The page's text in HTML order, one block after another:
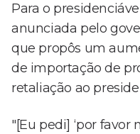
Para o
anunciada pelo
que propôs um
de importação de
retaliação ao
"[Eu pedi] ‘por favor